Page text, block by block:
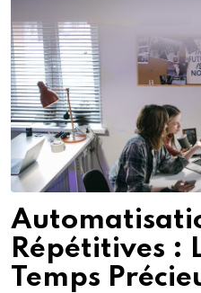
Répétitives :
Temps